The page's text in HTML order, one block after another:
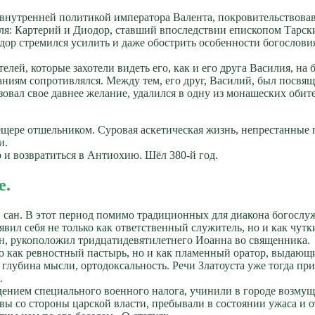
политикой императора Валента,
Картерий и Диодор, ставший впоследствии епископом
усилить и даже обострить особенности
которые захотели видеть его, как и его друга Василия,
сопротивлялся. Между тем, его друг, Василий, был
свое давнее желание, удалился в одну из монашеских
отшельником. Суровая аскетическая жизнь, непрестанные
возвратиться в Антиохию. Шёл 380-й год.
В этот период помимо традиционных для диакона
себя не только как ответственный служитель, но и как
тридцатидевятилетнего Иоанна во священника.
как ревностный пастырь, но и как пламенный оратор,
мысли, ортодоксальность. Речи Златоуста уже
специального военного налога, учинили в городе
со стороны царской власти, пребывали в состоянии ужаса